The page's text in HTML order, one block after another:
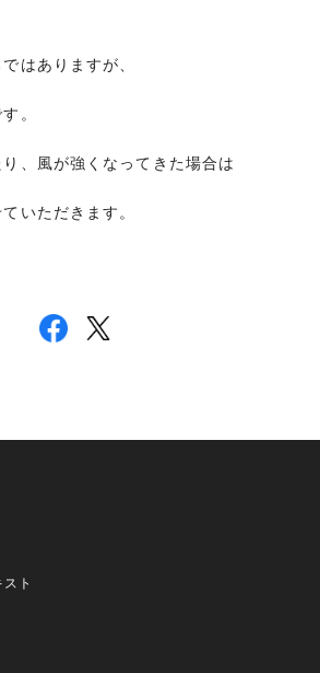
はありますが、
。
、風が強くなってきた場合は
いただきます。
ト